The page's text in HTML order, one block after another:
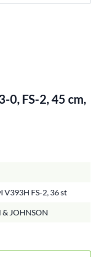
0, FS-2, 45 cm,
V393H FS-2, 36 st
& JOHNSON